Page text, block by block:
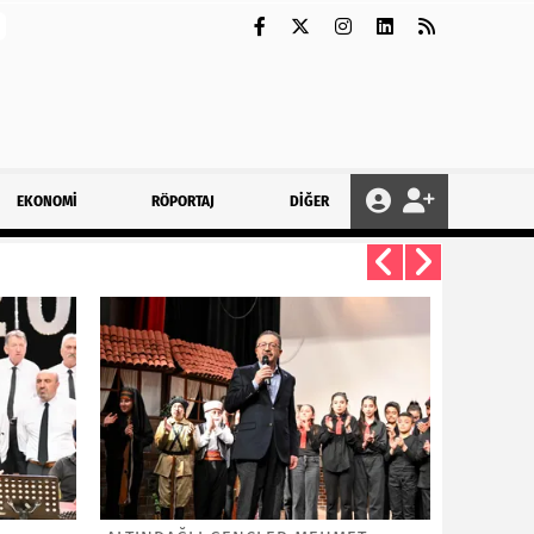
EKONOMİ RÖPORTAJ DİĞER